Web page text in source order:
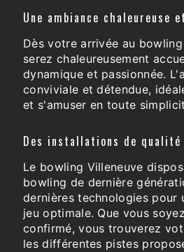
Une ambiance chaleureuse
Dès votre arrivée au
serez chaleureusement
dynamique et passionnée.
conviviale et détendue,
et s'amuser en toute
Des installations de qualité
Le bowling Villeneuve
bowling de dernière
dernières technologies pour
jeu optimale. Que vous
confirmé, vous trouverez
les différentes pistes